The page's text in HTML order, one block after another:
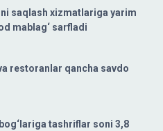
saqlash xizmatlariga yarim
mablag‘ sarfladi
restoranlar qancha savdo
tashriflar soni 3,8